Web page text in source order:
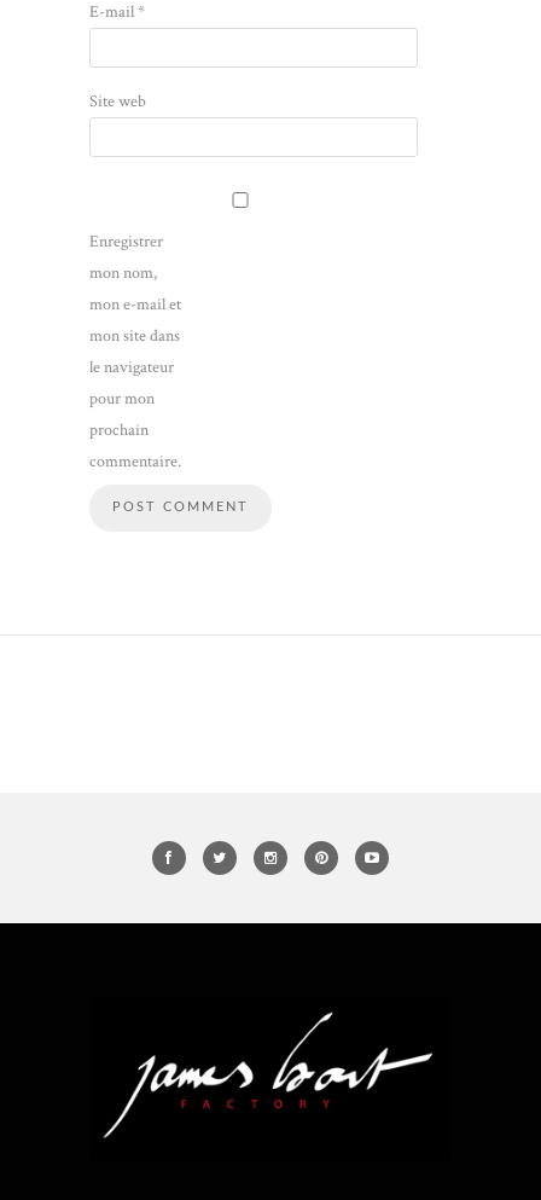
E-mail*
Site web
Enregistrer
mon nom,
mon e-mail et
mon site dans
le navigateur
pour mon
prochain
commentaire.